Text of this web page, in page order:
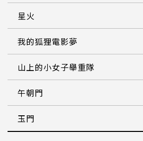
星火
我的狐狸電影夢
山上的小女子舉重隊
午朝門
玉門